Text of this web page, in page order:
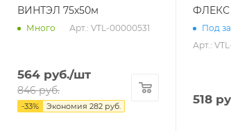
ВИНТЭЛ 75х50м
Много Арт.: VTL-00000531
564 руб./шт
846руб.
-33% Экономия 282 руб.
ФЛЕКС
Под
Арт.:
518